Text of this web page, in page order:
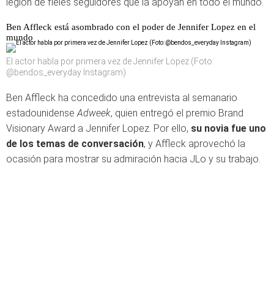
Ben Affleck está asombrado con el poder de Jennifer Lopez en el
mundo
El actor habla por primera vez de Jennifer Lopez (Foto:
@bendos_everyday Instagram)
Ben Affleck ha concedido una entrevista al semanario
estadounidenseAdweek, quien entregó el premio Brand
Visionary Award a Jennifer Lopez. Por ello, su novia fue uno
de los temas de conversación, y Affleck aprovechó la
ocasión para mostrar su admiración hacia JLo y su trabajo.